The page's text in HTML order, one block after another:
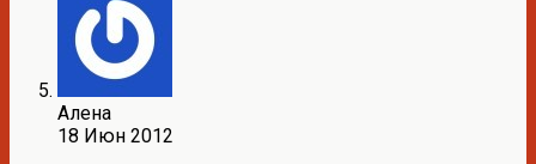
Алена
18 Июн 2012